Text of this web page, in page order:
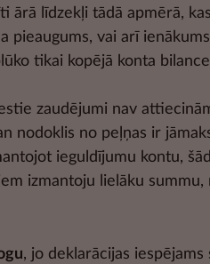
līdzekļi tādā apmērā,
vai arī
tikai kopējā konta
zaudējumi nav
nodoklis no peļņas ir
ieguldījumu kontu,
izmantoju lielāku
, jo deklarācijas